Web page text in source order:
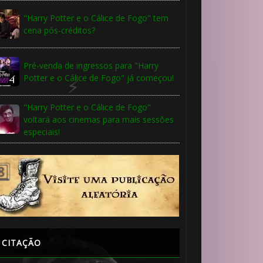
"Harry Potter e o Cálice de Fogo" tem
cena pós-créditos?
Pré-venda de ingressos para "Harry
Potter e o Cálice de Fogo" já começou!
"Harry Potter e o Cálice de Fogo"
voltará aos cinemas para mais sessões
especiais!
CITAÇÃO